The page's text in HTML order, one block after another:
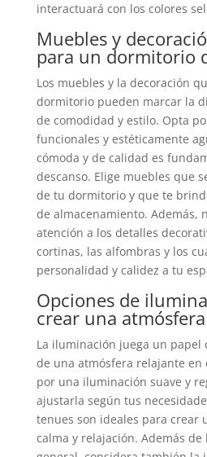
interactuará con los colores
Muebles y
para un dormitorio
Los muebles y la decoración
dormitorio pueden marcar la
de comodidad y estilo. Opta
funcionales y estéticamente
cómoda y de calidad es
descanso. Elige muebles que
de tu dormitorio y que te
de almacenamiento. Además,
atención a los detalles
cortinas, las alfombras y los
personalidad y calidez a tu
Opciones de
crear una
La iluminación juega un papel
de una atmósfera relajante
por una iluminación suave y
ajustarla según tus
tenues son ideales para crear
calma y relajación. Además